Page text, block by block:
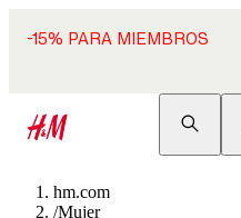
-15% PARA MIEMBROS
hm.com
/Mujer